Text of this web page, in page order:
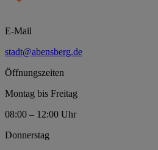
E-Mail
stadt@abensberg.de
Öffnungszeiten
Montag bis Freitag
08:00 – 12:00 Uhr
Donnerstag